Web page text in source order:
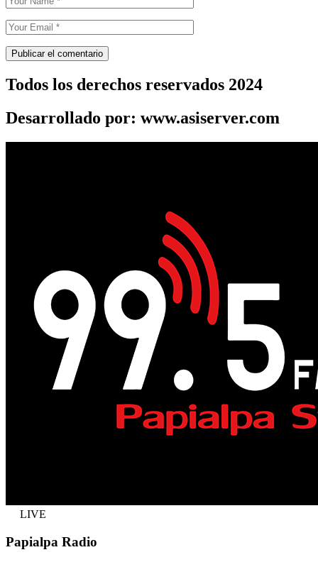
Todos los derechos reservados 2024
Desarrollado por: www.asiserver.com
LIVE
Papialpa Radio